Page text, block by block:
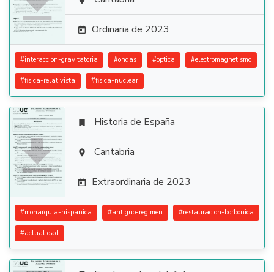
 Ordinaria de 2023
#interaccion-gravitatoria #ondas #optica #electromagnetismo
#fisica-relativista #fisica-nuclear

 Historia de España
 Cantabria
 Extraordinaria de 2023
#monarquia-hispanica #antiguo-regimen #restauracion-borbonica
#actualidad